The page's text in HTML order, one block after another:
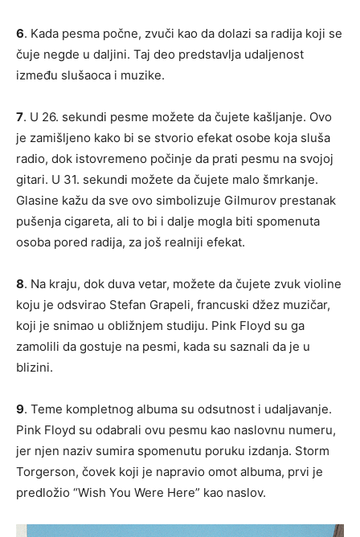
6. Kada pesma počne, zvuči kao da dolazi sa radija koji se
čuje negde u daljini. Taj deo predstavlja udaljenost
između slušaoca i muzike.
7. U 26. sekundi pesme možete da čujete kašljanje. Ovo
je zamišljeno kako bi se stvorio efekat osobe koja sluša
radio, dok istovremeno počinje da prati pesmu na svojoj
gitari. U 31. sekundi možete da čujete malo šmrkanje.
Glasine kažu da sve ovo simbolizuje Gilmurov prestanak
pušenja cigareta, ali to bi i dalje mogla biti spomenuta
osoba pored radija, za još realniji efekat.
8. Na kraju, dok duva vetar, možete da čujete zvuk violine
koju je odsvirao Stefan Grapeli, francuski džez muzičar,
koji je snimao u obližnjem studiju. Pink Floyd su ga
zamolili da gostuje na pesmi, kada su saznali da je u
blizini.
9. Teme kompletnog albuma su odsutnost i udaljavanje.
Pink Floyd su odabrali ovu pesmu kao naslovnu numeru,
jer njen naziv sumira spomenutu poruku izdanja. Storm
Torgerson, čovek koji je napravio omot albuma, prvi je
predložio “Wish You Were Here” kao naslov.